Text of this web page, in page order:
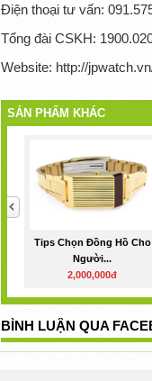
Điện thoại tư vấn:
Tổng đài CSKH:
Website: http://
SẢN PHẨM KHÁC
Tips Chọn Đồng Hồ Cho
Người...
2,000,000đ
BÌNH LUẬN QUA